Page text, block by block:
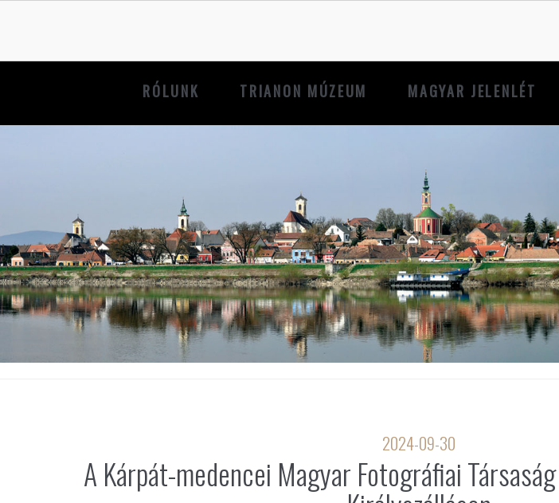
RÓLUNK TRIANON MÚZEUM MAGYAR JELENLÉT
2024-09-30
A Kárpát-medencei Magyar Fotográfiai